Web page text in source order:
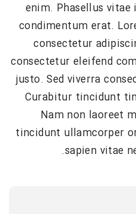
enim. Phasellus
condimentum erat.
consectetur
consectetur eleifend
justo. Sed viverra
Curabitur tincidunt
Nam non laoreet
tincidunt ullamcorper
sapien vitae